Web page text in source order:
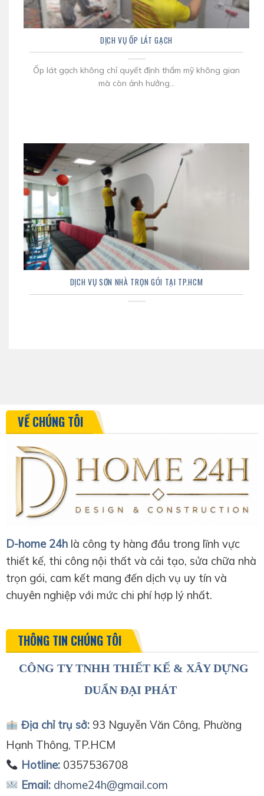
DỊCH VỤ ỐP LÁT GẠCH
Ốp lát gạch không chỉ quyết định thẩm mỹ không gian
mà còn ảnh hưởng...
DỊCH VỤ SƠN NHÀ TRỌN GÓI TẠI TP.HCM
VỀ CHÚNG TÔI
D-home 24h là công ty hàng đầu trong lĩnh vực
thiết kế, thi công nội thất và cải tạo, sửa chữa nhà
trọn gói, cam kết mang đến dịch vụ uy tín và
chuyên nghiệp với mức chi phí hợp lý nhất.
THÔNG TIN CHÚNG TÔI
CÔNG TY TNHH THIẾT KẾ & XÂY DỰNG
DUẨN ĐẠI PHÁT
Địa chỉ trụ sở:93 Nguyễn Văn Công, Phường
Hạnh Thông, TP.HCM
Hotline:0357536708
Email: dhome24h@gmail.com